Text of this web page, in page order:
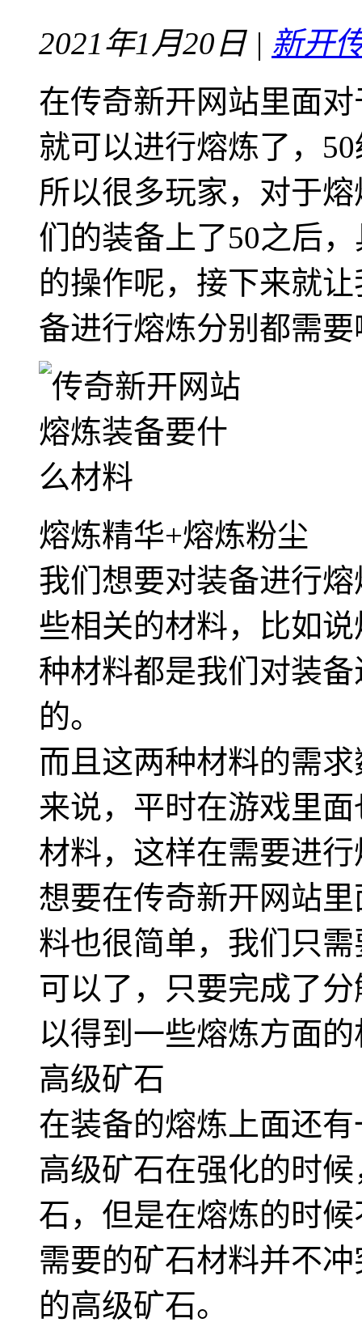
2021年1月20日 | 新开
在传奇新开网站里面
就可以进行熔炼了，
所以很多玩家，对于
们的装备上了50之后
的操作呢，接下来就
备进行熔炼分别都需
熔炼精华+熔炼粉尘
我们想要对装备进行
些相关的材料，比如
种材料都是我们对装
的。
而且这两种材料的需
来说，平时在游戏里
材料，这样在需要进
想要在传奇新开网站
料也很简单，我们只
可以了，只要完成了
以得到一些熔炼方面
高级矿石
在装备的熔炼上面还
高级矿石在强化的时
石，但是在熔炼的时
需要的矿石材料并不
的高级矿石。